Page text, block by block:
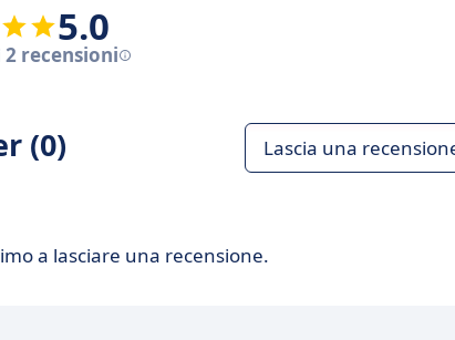
5.0
2 recensioni
(0) Lascia una
a lasciare una recensione.